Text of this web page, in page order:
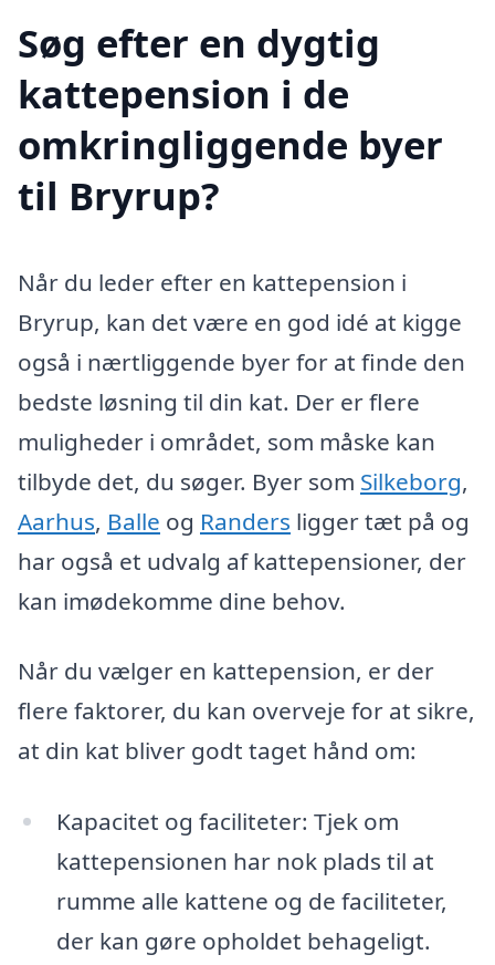
Søg efter en dygtig
kattepension i de
omkringliggende byer
til Bryrup?
Når du leder efter en kattepension i
Bryrup, kan det være en god idé at kigge
også i nærtliggende byer for at finde den
bedste løsning til din kat. Der er flere
muligheder i området, som måske kan
tilbyde det, du søger. Byer som Silkeborg,
Aarhus, Balle og Randers ligger tæt på og
har også et udvalg af kattepensioner, der
kan imødekomme dine behov.
Når du vælger en kattepension, er der
flere faktorer, du kan overveje for at sikre,
at din kat bliver godt taget hånd om:
Kapacitet og faciliteter: Tjek om
kattepensionen har nok plads til at
rumme alle kattene og de faciliteter,
der kan gøre opholdet behageligt.